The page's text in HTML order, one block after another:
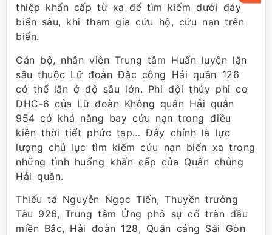
thiệp khẩn cấp từ xa để tìm kiếm dưới đáy
biển sâu, khi tham gia cứu hộ, cứu nạn trên
biển.
Cán bộ, nhân viên Trung tâm Huấn luyện lặn
sâu thuộc Lữ đoàn Đặc công Hải quân 126
có thể lặn ở độ sâu lớn. Phi đội thủy phi cơ
DHC-6 của Lữ đoàn Không quân Hải quân
954 có khả năng bay cứu nạn trong điều
kiện thời tiết phức tạp… Đây chính là lực
lượng chủ lực tìm kiếm cứu nạn biển xa trong
những tình huống khẩn cấp của Quân chủng
Hải quân.
Thiếu tá Nguyễn Ngọc Tiến, Thuyền trưởng
Tàu 926, Trung tâm Ứng phó sự cố tràn dầu
miền Bắc, Hải đoàn 128, Quân cảng Sài Gòn